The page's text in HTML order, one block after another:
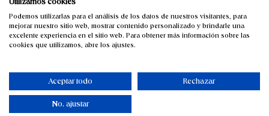
Podemos utilizarlas para el análisis de los datos de nuestros visitantes, para
mejorar nuestro sitio web, mostrar contenido personalizado y brindarle una
excelente experiencia en el sitio web. Para obtener más información sobre las
cookies que utilizamos, abre los ajustes.
Aceptar todo Rechazar
No, ajustar